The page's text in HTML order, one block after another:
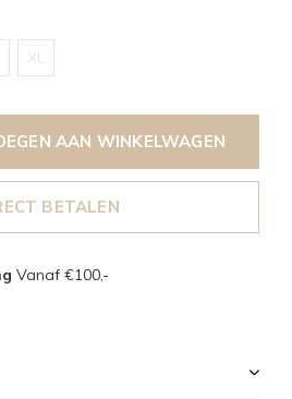
XL
AAN WINKELWAGEN
BETALEN
Vanaf €100,-